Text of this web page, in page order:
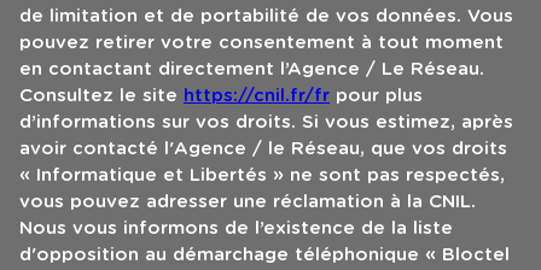
de limitation et de portabilité de vos données. Vous
pouvez retirer votre consentement à tout moment
en contactant directement l’Agence / Le Réseau.
Consultez le site https://cnil.fr/fr pour plus
d’informations sur vos droits. Si vous estimez, après
avoir contacté l'Agence / le Réseau, que vos droits
« Informatique et Libertés » ne sont pas respectés,
vous pouvez adresser une réclamation à la CNIL.
Nous vous informons de l’existence de la liste
d'opposition au démarchage téléphonique « Bloctel